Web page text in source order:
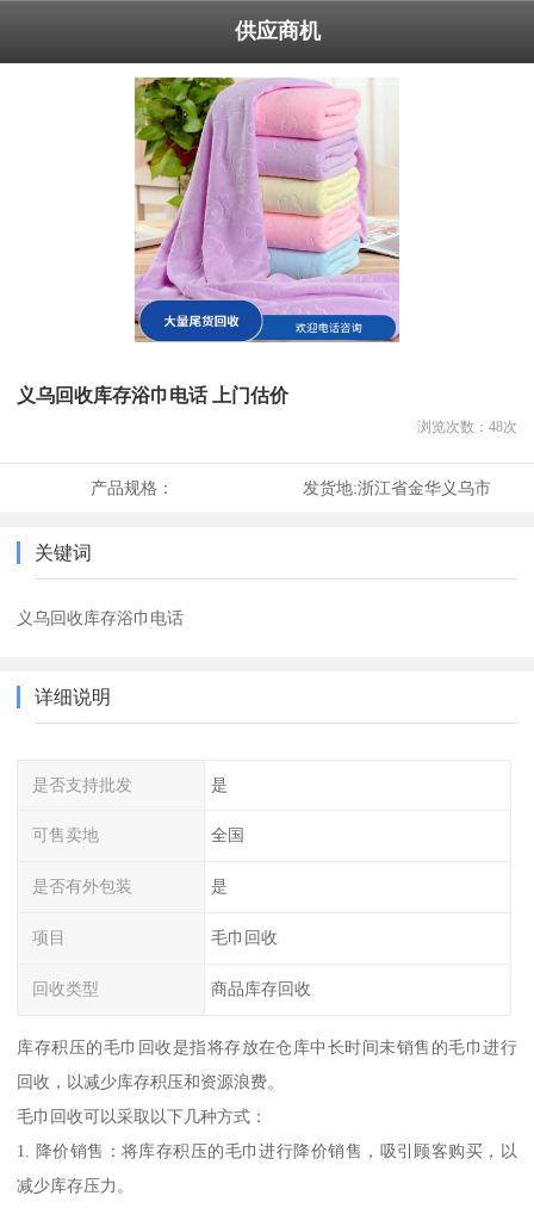
供应商机
义乌回收库存浴巾电话 上门估价
浏览次数： 48次
产品规格： 发货地:浙江省金华义乌市
关键词
义乌回收库存浴巾电话
详细说明
是否支持批发 是
可售卖地 全国
是否有外包装 是
项目 毛巾回收
回收类型 商品库存回收
库存积压的毛巾回收是指将存放在仓库中长时间未销售的毛巾进行
回收，以减少库存积压和资源浪费。
毛巾回收可以采取以下几种方式：
1. 降价销售：将库存积压的毛巾进行降价销售，吸引顾客购买，以
减少库存压力。